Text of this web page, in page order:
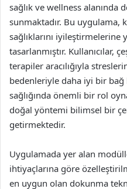
sağlık ve wellness alanında
sunmaktadır. Bu uygulama,
sağlıklarını iyileştirmelerine
tasarlanmıştır. Kullanıcılar,
terapiler aracılığıyla
bedenleriyle daha iyi bir
sağlığında önemli bir rol
doğal yöntemi bilimsel bir
getirmektedir.
Uygulamada yer alan
ihtiyaçlarına göre
en uygun olan dokunma